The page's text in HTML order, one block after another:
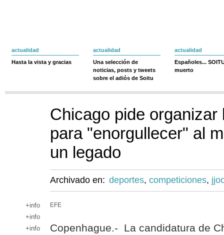
actualidad
Hasta la vista y gracias
actualidad
Una selección de
noticias, posts y tweets
sobre el adiós de Soitu
actualidad
Españoles...
muerto
Chicago pide organizar
para "enorgullecer" al
un legado
Archivado en: deportes, competiciones,
+info
+info
+info
EFE
Copenhague.- La candidatura de